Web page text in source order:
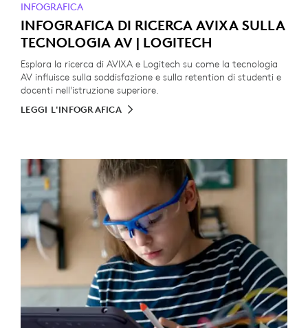
INFOGRAFICA
INFOGRAFICA DI RICERCA AVIXA SULLA
TECNOLOGIA AV | LOGITECH
Esplora la ricerca di AVIXA e Logitech su come la tecnologia
AV influisce sulla soddisfazione e sulla retention di studenti e
docenti nell'istruzione superiore.
LEGGI L'INFOGRAFICA